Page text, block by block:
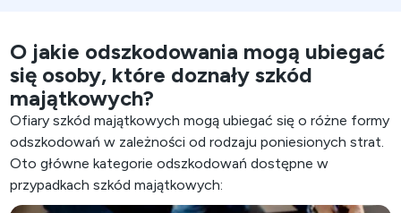
O jakie odszkodowania mogą ubiegać
się osoby, które doznały szkód
majątkowych?
Ofiary szkód majątkowych mogą ubiegać się o różne formy
odszkodowań w zależności od rodzaju poniesionych strat.
Oto główne kategorie odszkodowań dostępne w
przypadkach szkód majątkowych: